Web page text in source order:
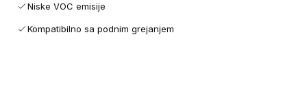
Niske VOC emisije
Kompatibilno sa podnim grejanjem